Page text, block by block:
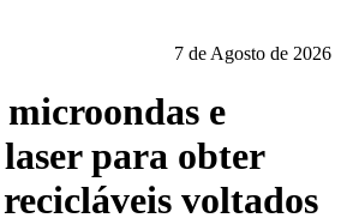
7 de Agosto de 2026
e
para obter
voltados